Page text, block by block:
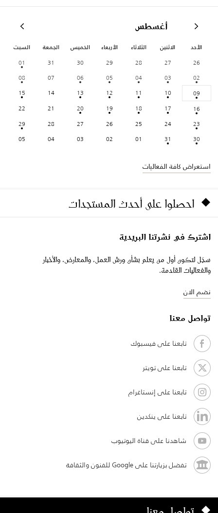
أغسطس
الأحد الاثنين الثلاثاء الأربعاء الخميس الجمعة السبت
26
27
28
29
30
31
01
02
03
04
05
06
07
08
09
10
11
12
13
14
15
16
17
18
19
20
21
22
23
24
25
26
27
28
29
30
31
01
02
03
04
05
استعراض كافة الفعاليات
احصلوا على أحدث المستجدات
اشترك في نشرتنا البريدية
سجّل لتكون أول من يعلم بشأن ورش العمل، والمعارض، والأخبار
والفعاليات القادمة.
نضم الان
تواصل معنا
تابعنا على فيسبوك
تابعنا على تويتر
تابعنا على إنستاغرام
تابعنا على ينكدين
شاهدنا على قناة اليوتيوب
تفضل بزيارتنا على Google للفنون والثقافة